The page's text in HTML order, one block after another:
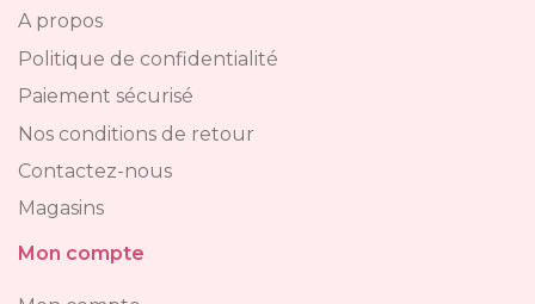
A propos
Politique de confidentialité
Paiement sécurisé
Nos conditions de retour
Contactez-nous
Magasins
Mon compte